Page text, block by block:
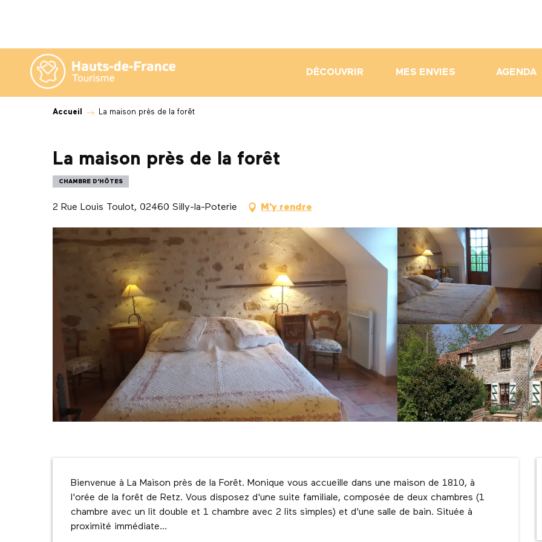
contenu
principal
DÉCOUVRIR MES ENVIES AGENDA
Accueil La maison près de la forêt
La maison près de la forêt
CHAMBRE D'HÔTES
2 Rue Louis Toulot, 02460 Silly-la-Poterie M'y rendre
Description
Bienvenue à La Maison près de la Forêt. Monique vous accueille dans une maison de 1810, à
l'orée de la forêt de Retz. Vous disposez d'une suite familiale, composée de deux chambres (1
chambre avec un lit double et 1 chambre avec 2 lits simples) et d'une salle de bain. Située à
proximité immédiate...